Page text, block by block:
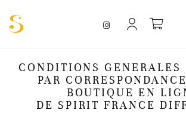
CONDITIONS GENERALES
PAR
BOUTIQUE EN
DE SPIRIT FRANCE